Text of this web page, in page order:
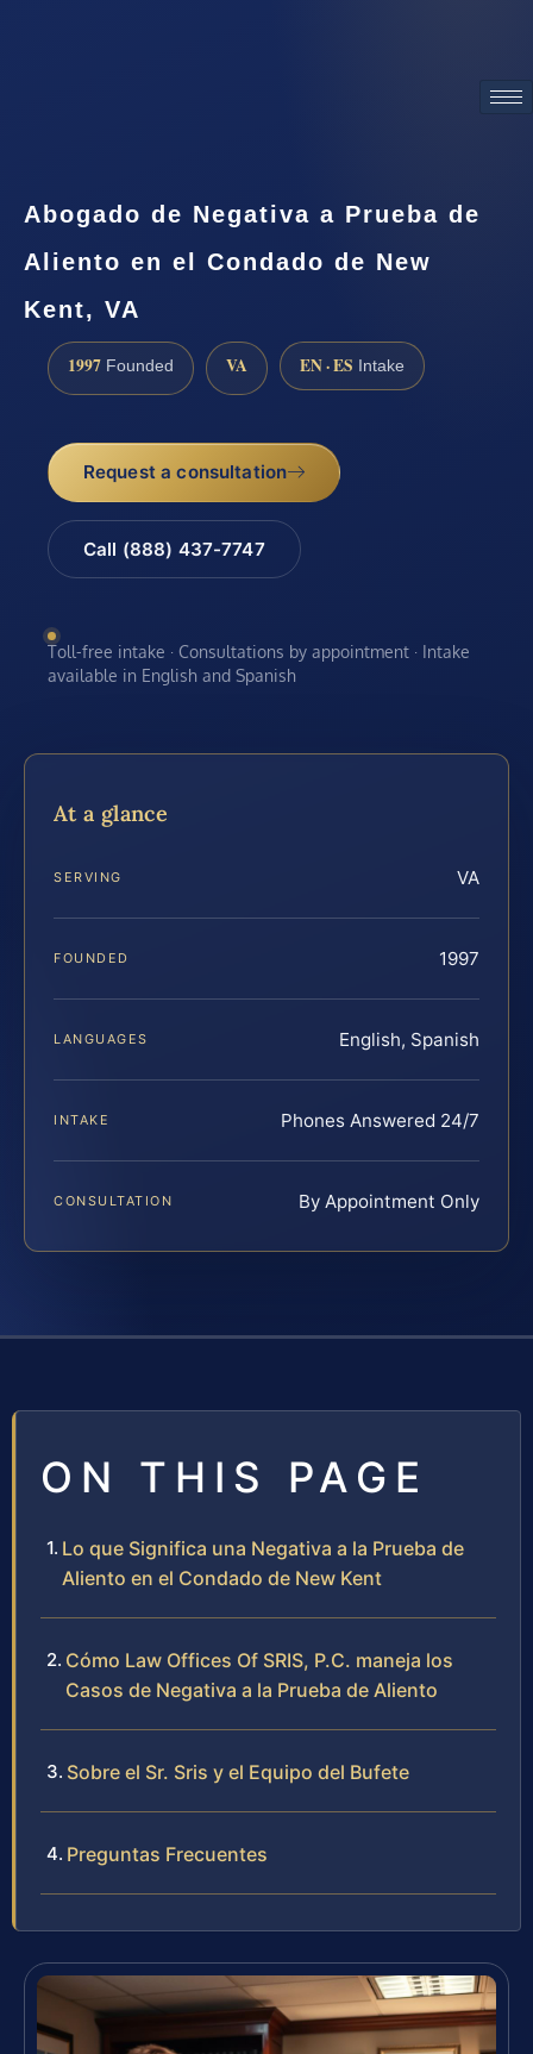
Abogado de Negativa a Prueba de
Aliento en el Condado de New
Kent, VA
1997 Founded VA EN · ES Intake
Request a consultation
Call (888) 437-7747
Toll-free intake · Consultations by appointment · Intake
available in English and Spanish
At a glance
SERVING VA
FOUNDED 1997
LANGUAGES English, Spanish
INTAKE Phones Answered 24/7
CONSULTATION By Appointment Only
ON THIS PAGE
Lo que Significa una Negativa a la Prueba de
Aliento en el Condado de New Kent
Cómo Law Offices Of SRIS, P.C. maneja los
Casos de Negativa a la Prueba de Aliento
Sobre el Sr. Sris y el Equipo del Bufete
Preguntas Frecuentes